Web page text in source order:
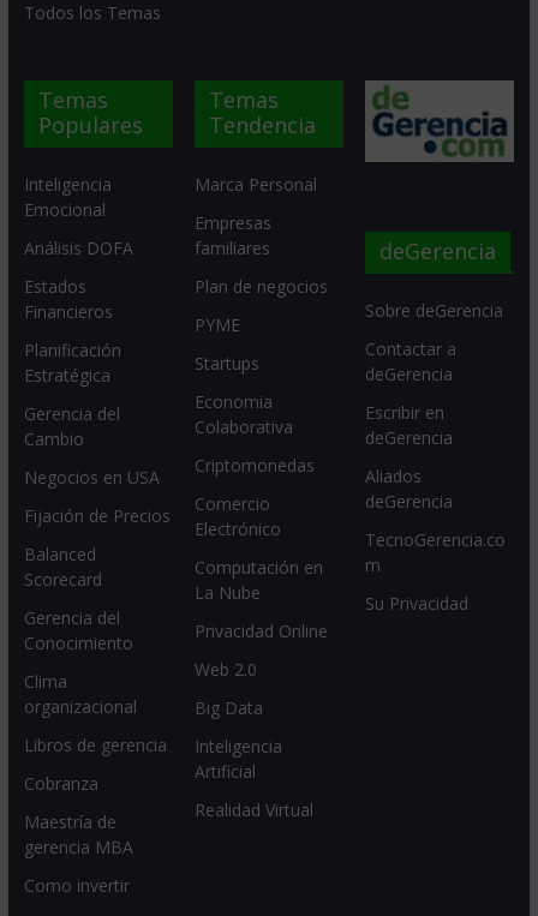
Todos los Temas
Temas
Populares
Inteligencia
Emocional
Análisis DOFA
Estados
Financieros
Planificación
Estratégica
Gerencia del
Cambio
Negocios en USA
Fijación de Precios
Balanced
Scorecard
Gerencia del
Conocimiento
Clima
organizacional
Libros de gerencia
Cobranza
Maestría de
gerencia MBA
Como invertir
Temas
Tendencia
Marca Personal
Empresas
familiares
Plan de negocios
PYME
Startups
Economia
Colaborativa
Criptomonedas
Comercio
Electrónico
Computación en
La Nube
Privacidad Online
Web 2.0
Big Data
Inteligencia
Artificial
Realidad Virtual
deGerencia
Sobre deGerencia
Contactar a
deGerencia
Escribir en
deGerencia
Aliados
deGerencia
TecnoGerencia.co
m
Su Privacidad